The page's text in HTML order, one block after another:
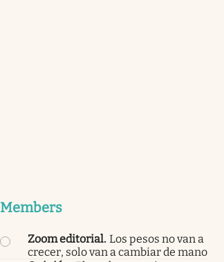
Members
Zoom editorial. Los pesos no van a
crecer, solo van a cambiar de mano